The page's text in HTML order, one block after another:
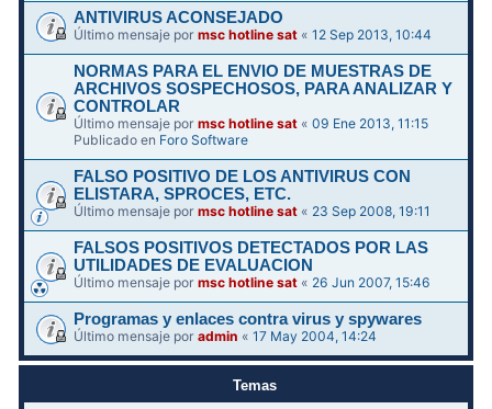
ANTIVIRUS ACONSEJADO
Último mensaje pormsc hotline sat «12 Sep 2013, 10:44
NORMAS PARA EL ENVIO DE MUESTRAS DE
ARCHIVOS SOSPECHOSOS, PARA ANALIZAR Y
CONTROLAR
Último mensaje pormsc hotline sat «09 Ene 2013, 11:15
Publicado en Foro Software
FALSO POSITIVO DE LOS ANTIVIRUS CON
ELISTARA, SPROCES, ETC.
Último mensaje pormsc hotline sat « 23 Sep 2008, 19:11
FALSOS POSITIVOS DETECTADOS POR LAS
UTILIDADES DE EVALUACION
Último mensaje pormsc hotline sat « 26 Jun 2007, 15:46
Programas y enlaces contra virus y spywares
Último mensaje poradmin «17 May 2004, 14:24
Temas